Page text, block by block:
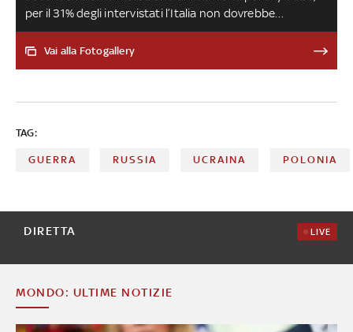
per il 31% degli intervistati l’Italia non dovrebbe
contribuire in alcun modo alle “garanzie di sicurezza” per
Kiev. Inoltre secondo il 47% i vertici di Alaska e
delle regionali sul governo. In Toscana e Veneto anche gli
amministrazioni uscenti. Nelle intenzioni di voto FdI
Vai alla Fotogallery
TAG:
GUERRA RUSSIA UCRAINA POLONIA
DIRETTA LIVE
MONDO: ULTIME NOTIZIE